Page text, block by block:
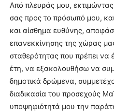
Από πλευράς μου,
σας προς το πρόσωπό μου,
και αίσθημα ευθύνης,
επανεκκίνησης της χώρας
σταθερότητας που πρέπει να
έτη, να εξακολουθήσω να
δημοτικά δρώμενα,
διαδικασία του προσεχούς
υποψηφιότητά μου την